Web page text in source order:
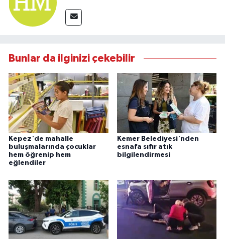
Bunlar da ilginizi çekebilir
Kepez'de mahalle
buluşmalarında çocuklar
hem öğrenip hem
eğlendiler
Kemer Belediyesi'nden
esnafa sıfır atık
bilgilendirmesi